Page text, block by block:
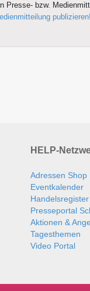
Presse- bzw.
publizieren!
HELP-
Adressen Shop
Eventkalender
Presseportal
Aktionen &
Tagesthemen
Video Portal